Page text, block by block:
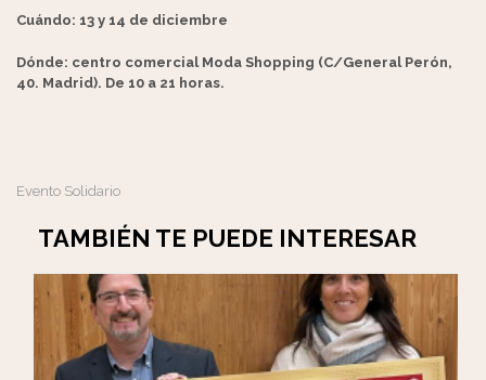
Cuándo: 13 y 14 de diciembre
Dónde: centro comercial Moda Shopping (C/General Perón,
40. Madrid). De 10 a 21 horas.
Evento Solidario
TAMBIÉN TE PUEDE INTERESAR